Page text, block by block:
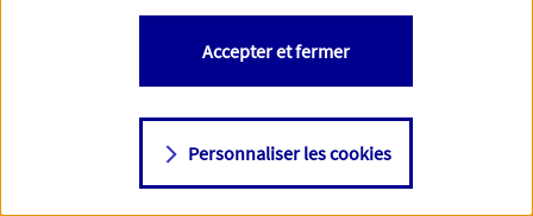
Vous êtes libre de les accepter, de les refuser comme de
changer d'avis à tout moment en allant sur
Consulter notre politique decookies
Personnaliser les cookies
Accepter et fermer